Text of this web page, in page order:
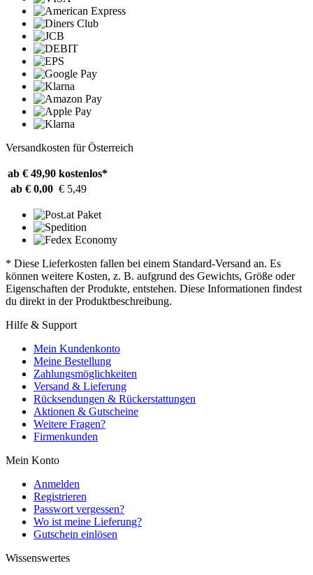
Versandkosten für Österreich
ab € 49,90 kostenlos*
ab € 0,00 € 5,49
* Diese Lieferkosten fallen bei einem Standard-Versand an. Es
können weitere Kosten, z. B. aufgrund des Gewichts, Größe oder
Eigenschaften der Produkte, entstehen. Diese Informationen findest
du direkt in der Produktbeschreibung.
Hilfe & Support
Mein Kundenkonto
Meine Bestellung
Zahlungsmöglichkeiten
Versand & Lieferung
Rücksendungen & Rückerstattungen
Aktionen & Gutscheine
Weitere Fragen?
Firmenkunden
Mein Konto
Anmelden
Registrieren
Passwort vergessen?
Wo ist meine Lieferung?
Gutschein einlösen
Wissenswertes